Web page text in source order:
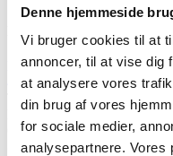
Denne hjemmeside
Vi bruger cookies til at
annoncer, til at vise dig
at analysere vores
din brug af vores
for sociale medier,
analysepartnere. Vores
Rødbyvej 6b
4930 Maribo
Tlf: +45 23115758
Mail: info@korphus.dk
CVR 35376933
@2026 korphus